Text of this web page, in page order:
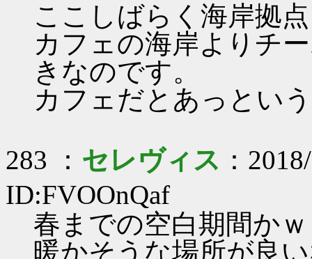
ここしばらく海岸拠
カフェの海岸よりチ
きなのです。
カフェだとあっとい
283 ： セレヴィス ：
ID:FVOOnQaf
春までの空白期間かｗ
暖かそうな場所が良